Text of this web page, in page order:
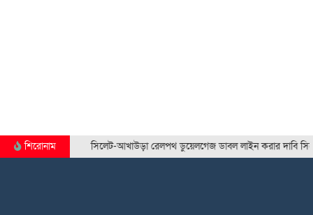
শিরোনাম সিলেট-আখাউড়া রেলপথ ডুয়েলগেজ ডাবল লাইন করার দাবি সিলেট…